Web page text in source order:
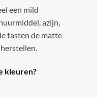
een mild
azijn,
tasten de matte
kleuren?